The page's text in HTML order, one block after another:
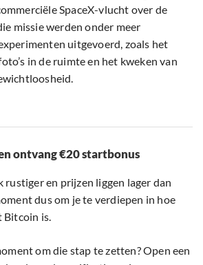
SpaceX-vlucht over de
missie werden onder meer
uitgevoerd, zoals het
in de ruimte en het kweken van
ontvang €20 startbonus
rustiger en prijzen liggen lager dan
dus om je te verdiepen in hoe
Bitcoin is.
om die stap te zetten? Open een